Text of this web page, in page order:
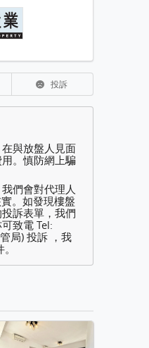
投訴
與放盤人見面
。慎防網上騙
們會對代理人
。如發現樓盤
訴表單，我們
致電 Tel:
局) 投訴 ，我